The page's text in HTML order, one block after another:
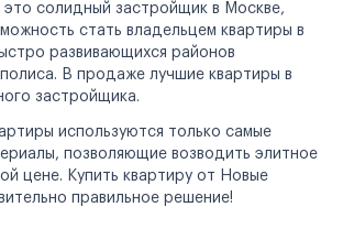
это солидный застройщик в Москве,
стать владельцем квартиры в
развивающихся районов
В продаже лучшие квартиры в
застройщика.
используются только самые
позволяющие возводить элитное
цене. Купить квартиру от Новые
правильное решение!